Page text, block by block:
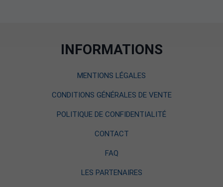
INFORMATIONS
MENTIONS LÉGALES
CONDITIONS GÉNÉRALES DE VENTE
POLITIQUE DE CONFIDENTIALITÉ
CONTACT
FAQ
LES PARTENAIRES